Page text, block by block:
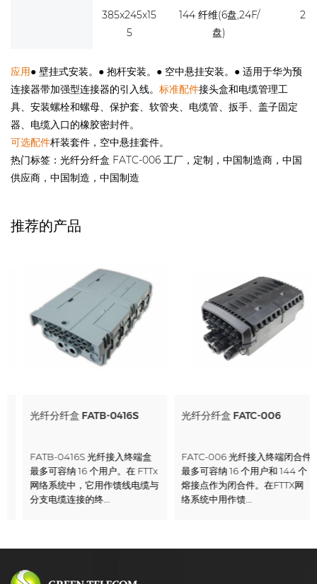
385x245x15
5
144 纤维(6盘,24F/
盘)
2
应用● 壁挂式安装。 ● 抱杆安装。 ● 空中悬挂安装。 ● 适用于华为预
连接器带加强型连接器的引入线。 标准配件接头盒和电缆管理工
具、安装螺栓和螺母、保护套、软管夹、电缆管、扳手、盖子固定
器、电缆入口的橡胶密封件。
可选配件杆装套件，空中悬挂套件。
热门标签：光纤分纤盒 FATC-006 工厂，定制，中国制造商，中国
供应商，中国制造，中国制造
推荐的产品
光纤分纤盒 FATB-0416S
FATB-0416S 光纤接入终端盒
最多可容纳 16 个用户。在 FTTx
网络系统中，它用作馈线电缆与
分支电缆连接的终...
光纤分纤盒 FATC-006
FATC-006 光纤接入终端闭合件
最多可容纳 16 个用户和 144 个
熔接点作为闭合件。在FTTX网
络系统中用作馈...